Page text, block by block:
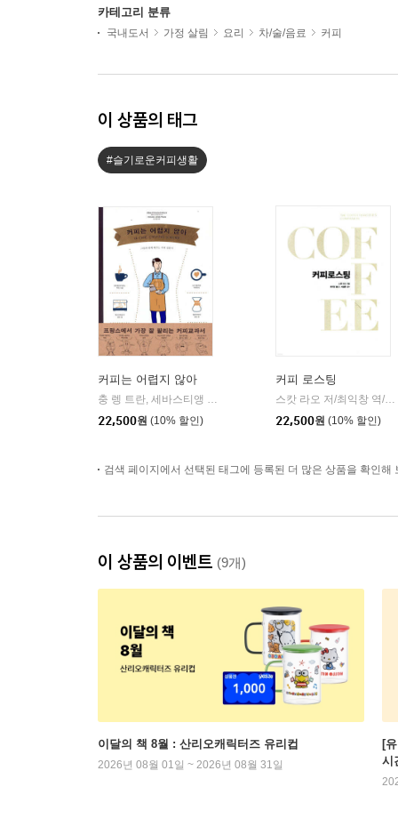
카테고리 분류
국내도서 가정 살림 요리 차/술/음료 커피
이 상품의 태그
#슬기로운커피생활
커피는 어렵지 않아
충 렝 트란, 세바스티앵 라시뇌 저/정한진 역 | 그린쿡
22,500원 (10% 할인)
커피 로스팅
스캇 라오 저/최익창 역/서필훈 감수
22,500원 (10% 할인)
검색 페이지에서 선택된 태그에 등록된 더 많은 상품을 확인해
이 상품의 이벤트 (9개)
이달의 책 8월 : 산리오캐릭터즈 유리컵
2026년 08월 01일 ~ 2026년 08월 31일
[
시